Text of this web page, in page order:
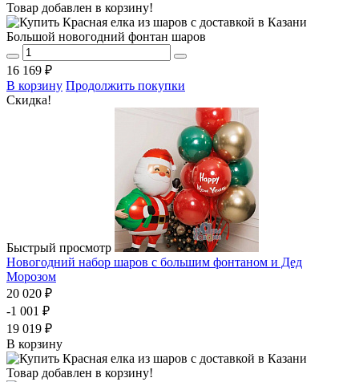
Товар добавлен в корзину!
Большой новогодний фонтан шаров
16 169 ₽
В корзину Продолжить покупки
Скидка!
Быстрый просмотр
Новогодний набор шаров с большим фонтаном и Дед
Морозом
20 020 ₽
-1 001 ₽
19 019 ₽
В корзину
Товар добавлен в корзину!